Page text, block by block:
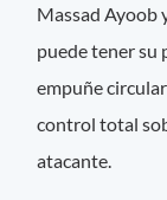
Massad Ayoob
puede tener su
empuñe
control total
atacante.